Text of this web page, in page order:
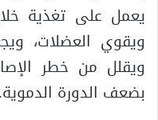
يعمل على تغذية
ويقوي العضلات،
ويقلل من خطر
بضعف الدورة الدموية.